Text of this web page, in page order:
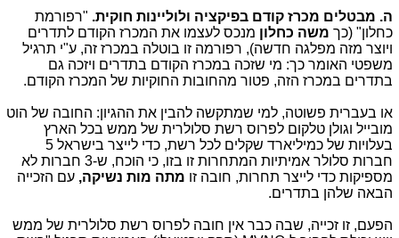
ה. מבטלים מכרז קודם בפיקציה ולוליינות חוקית. "רפורמת
כחלון" (כך משה כחלון מנכס לעצמו את המכרז הקודם לתדרים
ויוצר מזה מפלגה חדשה), רפורמה זו בוטלה במכרז זה, ע"י תרגיל
משפטי האומר כך: מי שזכה במכרז הקודם בתדרים ויזכה גם
בתדרים במכרז הזה, פטור מהחובות החוקיות של המכרז הקודם.
או בעברית פשוטה, למי שמתקשה להבין את ההגיון: החובה של הוט
מובייל וגולן טלקום לפרוס רשת סלולרית של ממש בכל הארץ
בעלויות של כמיליארד שקלים לכל רשת, כדי לייצר בישראל 5
חברות סלולר אמיתיות המתחרות זו בזו, כי הוכח, ש-3 חברות לא
מספיקות כדי לייצר תחרות, חובה זו מתה מות נשיקה, עם הזכייה
הבאה שלהן בתדרים.
הפעם, זו זכייה, שבה כבר אין חובה לפרוס רשת סלולרית של ממש